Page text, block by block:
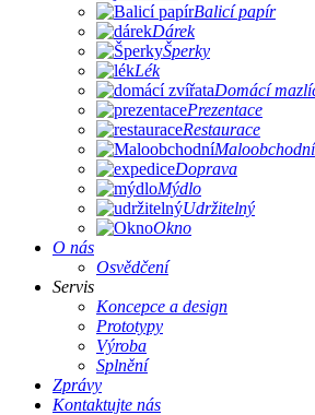
Balicí papír
Dárek
Šperky
Lék
Domácí
Prezentace
Restaurace
Maloobchodní
Doprava
Mýdlo
Udržitelný
Okno
O nás
Osvědčení
Servis
Koncepce a design
Prototypy
Výroba
Splnění
Zprávy
Kontaktujte nás